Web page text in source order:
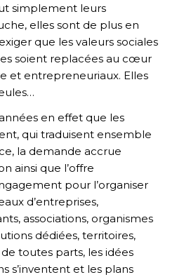
simplement leurs
elles sont de plus en
que les valeurs sociales
soient replacées au cœur
et entrepreneuriaux. Elles
en effet que les
qui traduisent ensemble
la demande accrue
ainsi que l’offre
pour l’organiser
d’entreprises,
associations, organismes
dédiées, territoires,
toutes parts, les idées
s’inventent et les plans